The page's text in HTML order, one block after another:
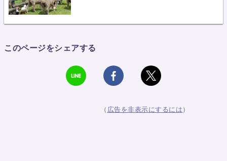
このページをシェアする
（ 広告を非表示にするには ）